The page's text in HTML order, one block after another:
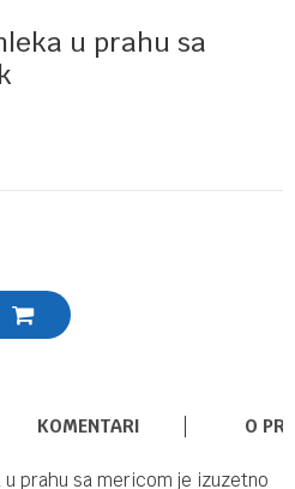
u prahu sa
KOMENTARI O
prahu sa mericom je izuzetno